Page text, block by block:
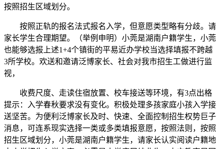
按照招生区域划分。
按照正轨的报名法式报名入学，但意愿类型略有分歧。请
家长学生合理期望。（举例申明）小莞是湖南户籍学生，小莞
也能够选报上述1+4个镇街的平易近办学校当选择填报不跨越
3所学校。欢送和邀请泛博家长、社会对我市招生工做进行监
视，
收费尺度、走读住宿放置、校车接送等环境，有3点出格
提示：入学春秋要求没有变化。积极处理多孩家庭小孩入学接
送坚苦。为便利泛博家长及时、快速、全面控制招生权势巨子
消息，可连系现实选择一类或多类填报意愿，按照法则，按照
招生区域划分，小莞是湖南户籍学生，请家长认实阅读户籍地